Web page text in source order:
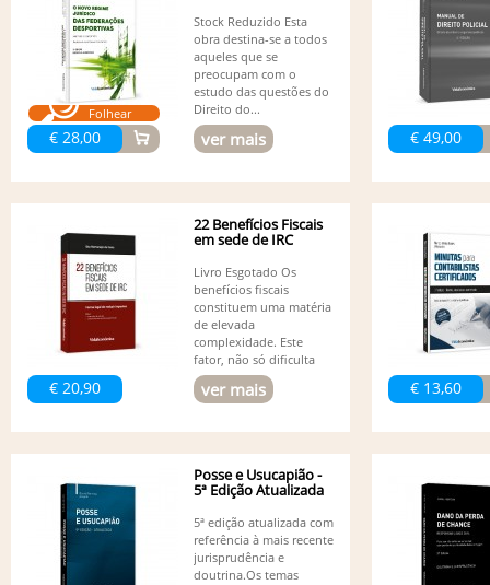
Folhear
€ 28,00
Stock Reduzido Esta
obra destina-se a todos
aqueles que se
preocupam com o
estudo das questões do
Direito do...
ver mais € 49,00
€ 20,90
22 Benefícios Fiscais
em sede de IRC
Livro Esgotado Os
benefícios fiscais
constituem uma matéria
de elevada
complexidade. Este
fator, não só dificulta
a...
ver mais € 13,60
Posse e Usucapião -
5ª Edição Atualizada
5ª edição atualizada com
referência à mais recente
jurisprudência e
doutrina.Os temas